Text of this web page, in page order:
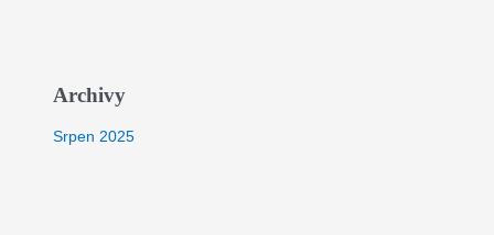
Archivy
Srpen 2025